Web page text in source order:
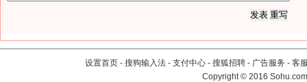
设置首页 - 搜狗输入法 - 支付中心 - 搜狐招聘 - 广告服务 - 客
Copyright©2016